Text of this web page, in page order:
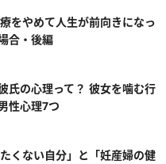
療をやめて人生が前向きになっ
合・後編
氏の心理って？ 彼女を噛む行
性心理7つ
たくない自分」と「妊産婦の健